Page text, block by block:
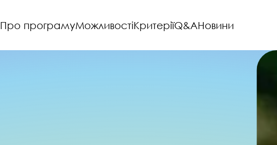
Про програмуМожливостіКритеріїQ&AНовини